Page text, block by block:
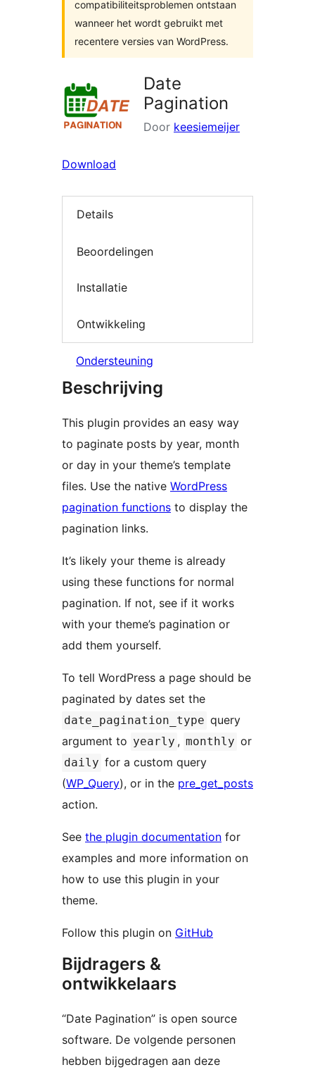
compatibiliteitsproblemen ontstaan
wanneer het wordt gebruikt met
recentere versies van WordPress.
Date
Pagination
Door keesiemeijer
Download
Details
Beoordelingen
Installatie
Ontwikkeling
Ondersteuning
Beschrijving
This plugin provides an easy way
to paginate posts by year, month
or day in your theme’s template
files. Use the native WordPress
pagination functions to display the
pagination links.
It’s likely your theme is already
using these functions for normal
pagination. If not, see if it works
with your theme’s pagination or
add them yourself.
To tell WordPress a page should be
paginated by dates set the
date_pagination_type query
argument to yearly , monthly or
daily for a custom query
(WP_Query), or in the pre_get_posts
action.
See the plugin documentation for
examples and more information on
how to use this plugin in your
theme.
Follow this plugin on GitHub
Bijdragers &
ontwikkelaars
“Date Pagination” is open source
software. De volgende personen
hebben bijgedragen aan deze